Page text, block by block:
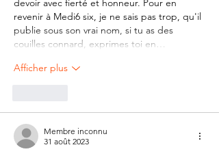
devoir avec fierté et honneur. Pour en
revenir à Medi6 six, je ne sais pas trop, qu'il
publie sous son vrai nom, si tu as des
couilles connard, exprimes toi en…
Afficher plus
Membre inconnu
31 août 2023